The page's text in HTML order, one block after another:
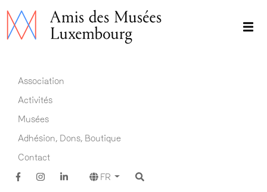
Aller
au
Main navigation FR
Association
Activités
Musées
Adhésion, Dons, Boutique
Contact
FR